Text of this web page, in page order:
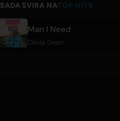
SADA SVIRA NATOP HITS
Man I Need
Olivia Dean